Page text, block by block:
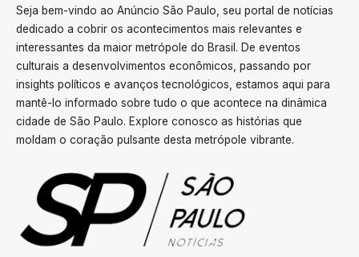
Seja bem-vindo ao Anúncio São Paulo, seu portal de notícias
dedicado a cobrir os acontecimentos mais relevantes e
interessantes da maior metrópole do Brasil. De eventos
culturais a desenvolvimentos econômicos, passando por
insights políticos e avanços tecnológicos, estamos aqui para
mantê-lo informado sobre tudo o que acontece na dinâmica
cidade de São Paulo. Explore conosco as histórias que
moldam o coração pulsante desta metrópole vibrante.